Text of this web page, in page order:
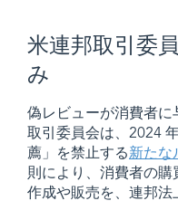
米連邦取引委
み
偽レビューが消費者
取引委員会は、2024
薦」を禁止する新たな
則により、消費者の
作成や販売を、連邦法